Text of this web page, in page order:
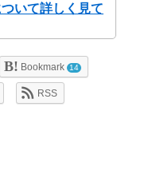
いて詳しく見て
Bookmark 14
RSS